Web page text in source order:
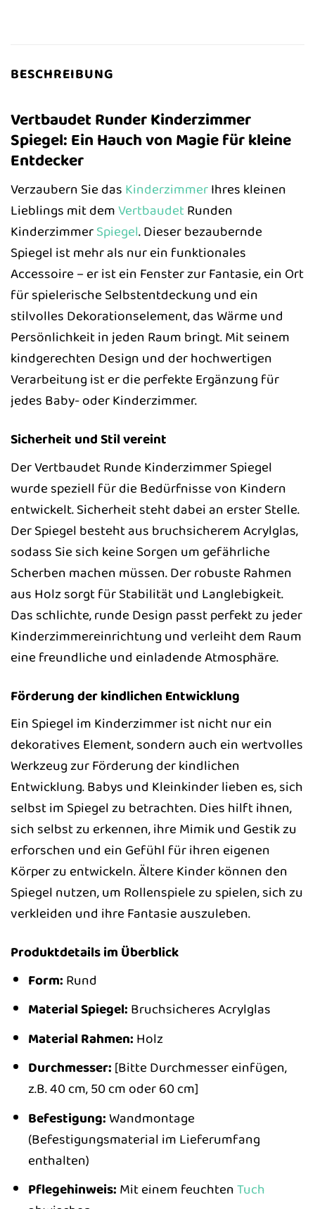
BESCHREIBUNG
Vertbaudet Runder Kinderzimmer
Spiegel: Ein Hauch von Magie für kleine
Entdecker
Verzaubern Sie das KinderzimmerIhres kleinen
Lieblings mit demVertbaudetRunden
KinderzimmerSpiegel. Dieser bezaubernde
Spiegel ist mehr als nur ein funktionales
Accessoire – er ist ein Fenster zur Fantasie, ein Ort
für spielerische Selbstentdeckung und ein
stilvolles Dekorationselement, das Wärme und
Persönlichkeit in jeden Raum bringt. Mit seinem
kindgerechten Design und der hochwertigen
Verarbeitung ist er die perfekte Ergänzung für
jedes Baby- oder Kinderzimmer.
Sicherheit und Stil vereint
Der Vertbaudet Runde Kinderzimmer Spiegel
wurde speziell für die Bedürfnisse von Kindern
entwickelt. Sicherheit steht dabei an erster Stelle.
Der Spiegel besteht aus bruchsicherem Acrylglas,
sodass Sie sich keine Sorgen um gefährliche
Scherben machen müssen. Der robuste Rahmen
aus Holz sorgt für Stabilität und Langlebigkeit.
Das schlichte, runde Design passt perfekt zu jeder
Kinderzimmereinrichtung und verleiht dem Raum
eine freundliche und einladende Atmosphäre.
Förderung der kindlichen Entwicklung
Ein Spiegel im Kinderzimmer ist nicht nur ein
dekoratives Element, sondern auch ein wertvolles
Werkzeug zur Förderung der kindlichen
Entwicklung. Babys und Kleinkinder lieben es, sich
selbst im Spiegel zu betrachten. Dies hilft ihnen,
sich selbst zu erkennen, ihre Mimik und Gestik zu
erforschen und ein Gefühl für ihren eigenen
Körper zu entwickeln. Ältere Kinder können den
Spiegel nutzen, um Rollenspiele zu spielen, sich zu
verkleiden und ihre Fantasie auszuleben.
Produktdetails im Überblick
Form: Rund
Material Spiegel: Bruchsicheres Acrylglas
Material Rahmen: Holz
Durchmesser: [Bitte Durchmesser einfügen,
z.B. 40 cm, 50 cm oder 60 cm]
Befestigung:Wandmontage
(Befestigungsmaterial im Lieferumfang
enthalten)
Pflegehinweis: Mit einem feuchtenTuch